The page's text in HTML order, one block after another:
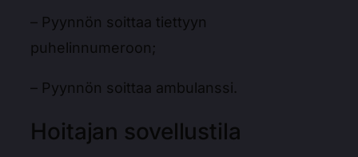
– Pyynnön soittaa tiettyyn
puhelinnumeroon;
– Pyynnön soittaa ambulanssi.
Hoitajan sovellustila